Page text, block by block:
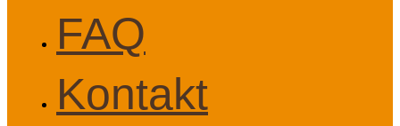
FAQ
Kontakt